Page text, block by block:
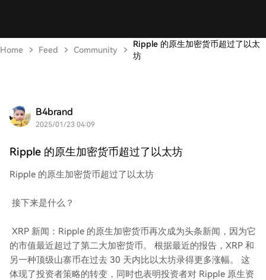
Home Feed Community
Ripple 的原生加密货币超过了以太
坊
B4brand
2025/01/23 04:09
Ripple 的原生加密货币超过了以太坊
Ripple 的原生加密货币超过了以太坊
接下来是什么？
XRP 新闻：Ripple 的原生加密货币再次成为头条新闻，因为它
的市值最近超过了第二大加密货币。 根据最近的报告，XRP 和
另一种顶级山寨币在过去 30 天内比以太坊录得更多涨幅。 这
体现了投资者策略的转变，同时也表明投资者对 Ripple 原生资